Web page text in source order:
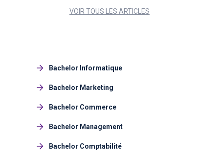
VOIR TOUS LES ARTICLES
Bachelor Informatique
Bachelor Marketing
Bachelor Commerce
Bachelor Management
Bachelor Comptabilité